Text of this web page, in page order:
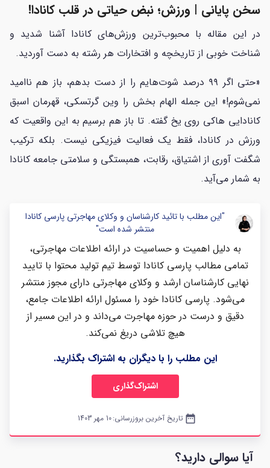
سخن پایانی | ورزش؛ نبض حیاتی در قلب کانادا!
در این مقاله با محبوب‌ترین ورزش‌های کانادا آشنا شدید و
شناخت خوبی از تاریخچه و افتخارات هر رشته به دست آوردید.
«حتی اگر ۹۹ درصد شوت‌هایم را از دست بدهم، باز هم ناامید
نمی‌شوم!» این جمله الهام بخش را وین گرتسکی، قهرمان اسبق
کانادایی هاکی روی یخ گفته. تا باز هم برسیم به این واقعیت که
ورزش در کانادا، فقط یک فعالیت فیزیکی نیست. بلکه ترکیب
شگفت آوری از اشتیاق، رقابت، همبستگی و سلامتی جامعه کانادا
به شمار می‌آید.
"این مطلب با تائید کارشناسان و وکلای مهاجرتی پارسی کانادا
منتشر شده است"
به دلیل اهمیت و حساسیت در ارائه اطلاعات مهاجرتی،
تمامی مطالب پارسی کانادا توسط تیم تولید محتوا با تایید
نهایی کارشناسان ارشد و وکلای مهاجرتی دارای مجوز منتشر
می‌شود. پارسی کانادا خود را مسئول ارائه اطلاعات جامع،
دقیق و درست در حوزه مهاجرت می‌داند و در این مسیر از
هیچ تلاشی دریغ نمی‌کند.
این مطلب را با دیگران به اشتراک بگذارید.
اشتراک‌گذاری
date_range تاریخ آخرین بروزرسانی:10 مهر 1403
آیا سوالی دارید؟